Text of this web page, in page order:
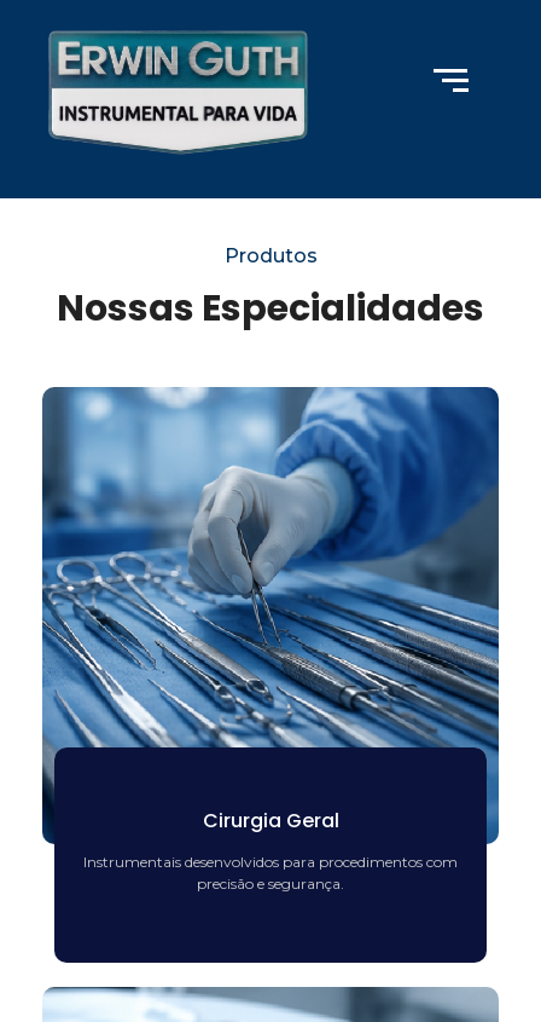
Produtos
Nossas Especialidades
Cirurgia Geral
Instrumentais desenvolvidos para procedimentos com
precisão e segurança.